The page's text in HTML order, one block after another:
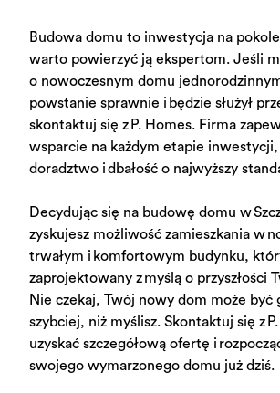
Budowa domu to inwestycja na
warto powierzyć ją ekspertom. Jeśli
o nowoczesnym domu
powstanie sprawnie i będzie służył
skontaktuj się z P. Homes. Firma
wsparcie na każdym etapie
doradztwo i dbałość o najwyższy
Decydując się na budowę domu w
zyskujesz możliwość zamieszkania w
trwałym i komfortowym budynku,
zaprojektowany z myślą o przyszłości
Nie czekaj, Twój nowy dom może być
szybciej, niż myślisz. Skontaktuj się z
uzyskać szczegółową ofertę i
swojego wymarzonego domu już dziś.